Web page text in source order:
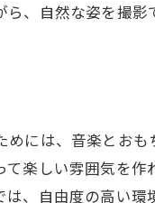
、自然な姿を撮
には、音楽とお
楽しい雰囲気を
、自由度の高い